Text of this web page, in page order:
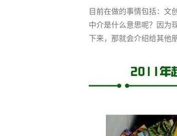
目前在做的事情包括：文
中介是什么意思呢？因为
下来，那就会介绍给其他